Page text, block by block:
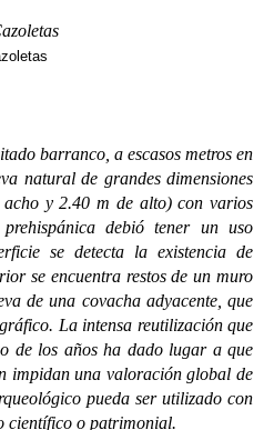
barranco, a escasos metros en
natural de grandes dimensiones
y 2.40 m de alto) con varios
debió tener un uso
se detecta la existencia de
se encuentra restos de un muro
de una covacha adyacente, que
La intensa reutilización que
de los años ha dado lugar a que
impidan una valoración global de
pueda ser utilizado con
científico o patrimonial.